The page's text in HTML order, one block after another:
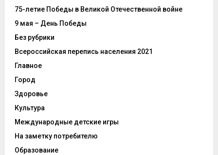
75-летие Победы в Великой Отечественной войне
9 мая – День Победы
Без рубрики
Всероссийская перепись населения 2021
Главное
Город
Здоровье
Культура
Международные детские игры
На заметку потребителю
Образование